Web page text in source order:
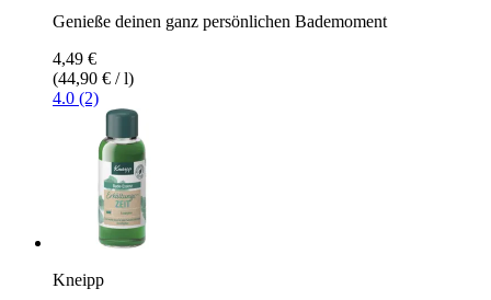
Genieße deinen ganz persönlichen Bademoment
4,49 €
(44,90 € / l)
4.0 (2)
Kneipp